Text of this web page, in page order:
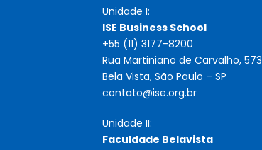
Unidade I:
ISE Business School
+55 (11) 3177-8200
Rua Martiniano de Carvalho, 573
Bela Vista, São Paulo – SP
contato@ise.org.br
Unidade II:
Faculdade Belavista